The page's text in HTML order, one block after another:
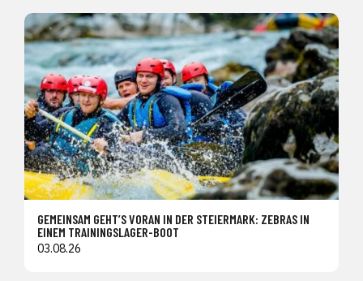
GEMEINSAM GEHT’S VORAN IN DER STEIERMARK: ZEBRAS IN
EINEM TRAININGSLAGER-BOOT
03.08.26